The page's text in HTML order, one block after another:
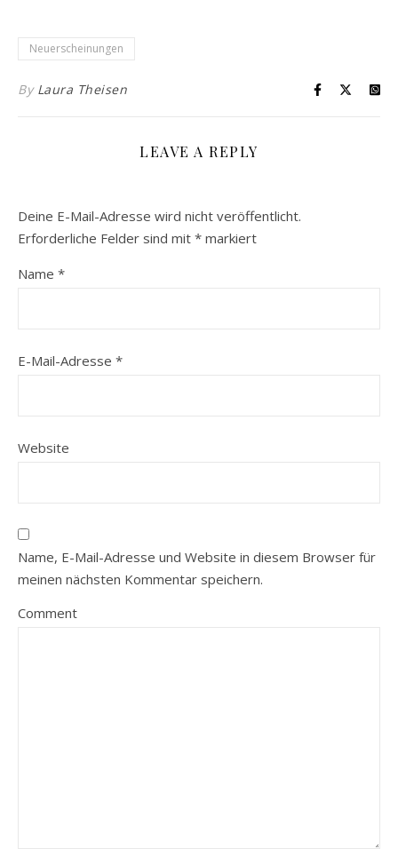
Neuerscheinungen
By Laura Theisen
LEAVE A REPLY
Deine E-Mail-Adresse wird nicht veröffentlicht.
Erforderliche Felder sind mit * markiert
Name *
E-Mail-Adresse *
Website
Name, E-Mail-Adresse und Website in diesem Browser für
meinen nächsten Kommentar speichern.
Comment